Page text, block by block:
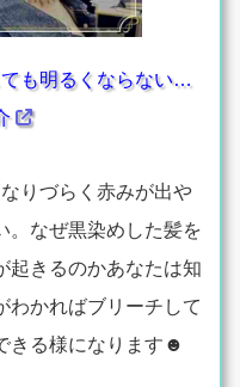
ても明るくならない…
りづらく赤みが出や
。なぜ黒染めした髪を
起きるのかあなたは知
わかればブリーチして
きる様になります☻